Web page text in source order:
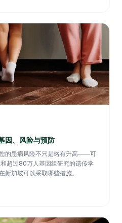
因、风险与预防
的患病风险不只是略有升高——可
超过80万人基因组研究的遗传学
新加坡可以采取哪些措施。